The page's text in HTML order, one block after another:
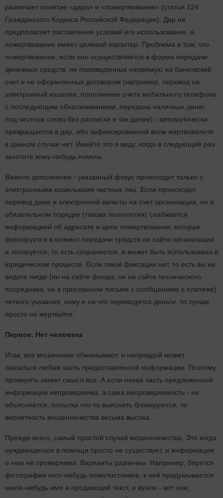
различает понятие «дара» и «пожертвования» (статья 124
Гражданского Кодекса Российской Федерации). Дар не
предполагает поставления условий его использования, а
пожертвование имеет целевой характер. Проблема в том, что
пожертвование, если оно осуществляется в форме передачи
денежных средств, не переведенных напрямую на банковский
счет и не оформленных договором (например, перевод на
электронный кошелек, пополнение счета мобильного телефона
с последующим обналичиванием, передача наличных денег
под честное слово без расписки и так далее) - автоматически
превращается в дар, ибо зафиксированной воли жертвователя
в данном случае нет. Имейте это в виду, когда в следующий раз
захотите кому-нибудь помочь.
Важное дополнение - указанный фокус происходит только с
электронными кошельками частных лиц. Если происходит
перевод даже и электронной валюты на счет организации, он в
обязательном порядке (такова технология) снабжается
информацией об адресате и цели пожертвования, которая
фиксируется в момент передачи средств на сайте организации
и логируется, то есть сохраняется, и может быть использована в
юридическом процессе. Если такой фиксации нет, то есть вы не
видите нигде (ни на сайте фонда, ни на сайте технического
посредника, ни в присланном письме с сообщением о платеже)
четкого указания, кому и на что переводятся деньги, то лучше
просто не жертвуйте.
Первое. Нет человека
Итак, все мошенники обманывают, и неправдой может
оказаться любая часть предоставленной информации. Поэтому
проверять имеет смысл все. А если некая часть предложенной
информации непроверяема, а сама непроверяемость - не
объясняется, попытки что-то выяснить блокируются, то
вероятность мошенничества весьма высока.
Прежде всего, самый простой случай мошенничества. Это когда
нуждающегося в помощи просто не существует, и информация
о нем не проверяема. Варианты различны. Например, берется
фотография кого-нибудь пожалостливее, к ней придумывается
какое-нибудь имя и продающий текст, и вуаля - вот они,